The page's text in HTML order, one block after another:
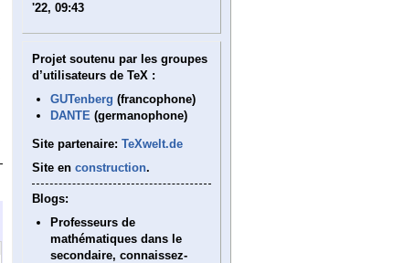
'22, 09:43
Projet soutenu par les groupes
d’utilisateurs de TeX :
GUTenberg (francophone)
DANTE (germanophone)
Site partenaire: TeXwelt.de
Site en construction.
Blogs:
Professeurs de
mathématiques dans le
secondaire, connaissez-